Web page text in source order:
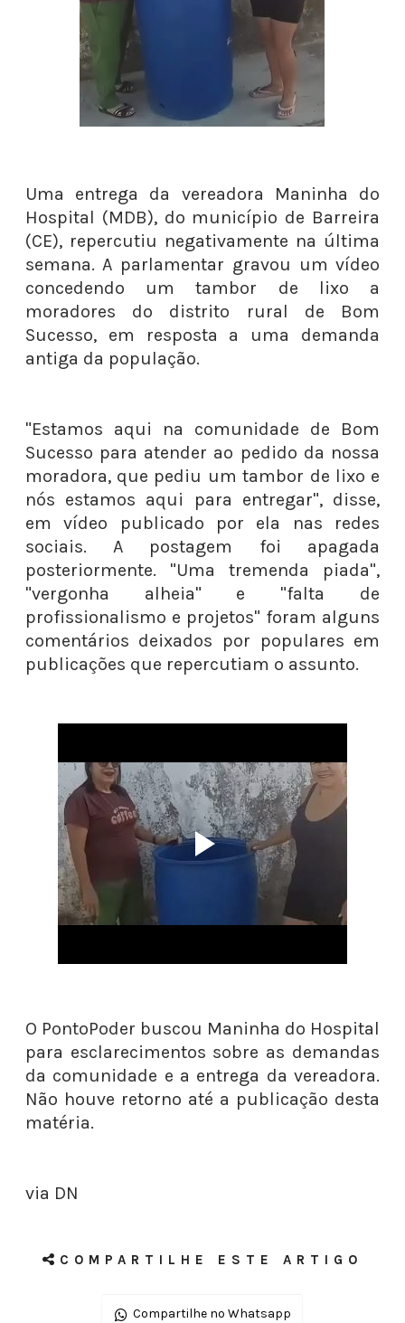
Uma entrega da vereadora Maninha do
Hospital (MDB), do município de Barreira
(CE), repercutiu negativamente na última
semana. A parlamentar gravou um vídeo
concedendo um tambor de lixo a
moradores do distrito rural de Bom
Sucesso, em resposta a uma demanda
antiga da população.
"Estamos aqui na comunidade de Bom
Sucesso para atender ao pedido da nossa
moradora, que pediu um tambor de lixo e
nós estamos aqui para entregar", disse,
em vídeo publicado por ela nas redes
sociais. A postagem foi apagada
posteriormente. "Uma tremenda piada",
"vergonha alheia" e "falta de
profissionalismo e projetos" foram alguns
comentários deixados por populares em
publicações que repercutiam o assunto.
O PontoPoder buscou Maninha do Hospital
para esclarecimentos sobre as demandas
da comunidade e a entrega da vereadora.
Não houve retorno até a publicação desta
matéria.
via DN
COMPARTILHE ESTE ARTIGO
Compartilhe no Whatsapp